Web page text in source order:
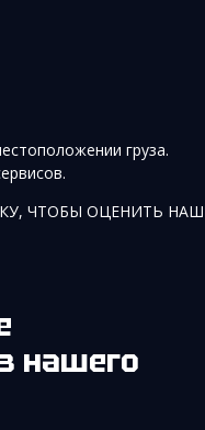
груза.
ЧТОБЫ ОЦЕНИТЬ НАШ
нашего